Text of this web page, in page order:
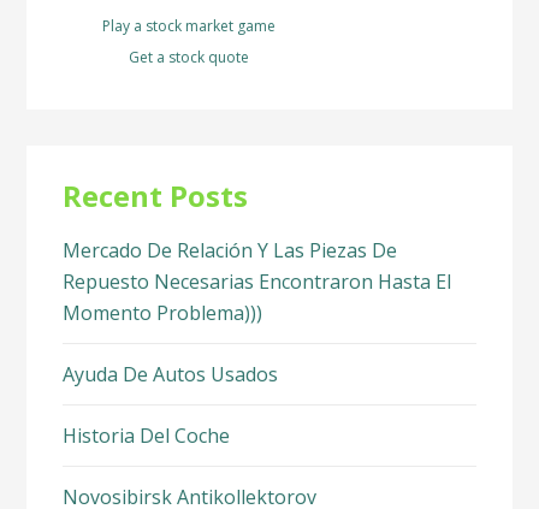
Play a stock market game
Get a stock quote
Recent Posts
Mercado De Relación Y Las Piezas De
Repuesto Necesarias Encontraron Hasta El
Momento Problema)))
Ayuda De Autos Usados
Historia Del Coche
Novosibirsk Antikollektorov